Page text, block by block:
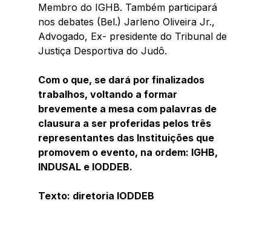
Membro do IGHB. Também participará
nos debates (Bel.) Jarleno Oliveira Jr.,
Advogado, Ex- presidente do Tribunal de
Justiça Desportiva do Judô.
Com o que, se dará por finalizados
trabalhos, voltando a formar
brevemente a mesa com palavras de
clausura a ser proferidas pelos três
representantes das Instituições que
promovem o evento, na ordem: IGHB,
INDUSAL e IODDEB.
Texto: diretoria IODDEB